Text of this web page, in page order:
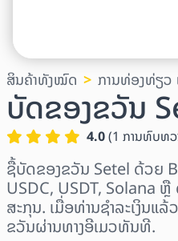
ສິນຄ້າທັງໝົດ ການທ່ອງທ່ຽວ
ບັດຂອງຂວັນ
4.0(1 ການທົບທ
ຊື້ບັດຂອງຂວັນ Setel ດ້ວຍ
USDC, USDT, Solana
ສະກຸນ. ເມື່ອທ່ານຊຳລະເງິນແ
ຂວັນຜ່ານທາງອີເມວທັນທີ.